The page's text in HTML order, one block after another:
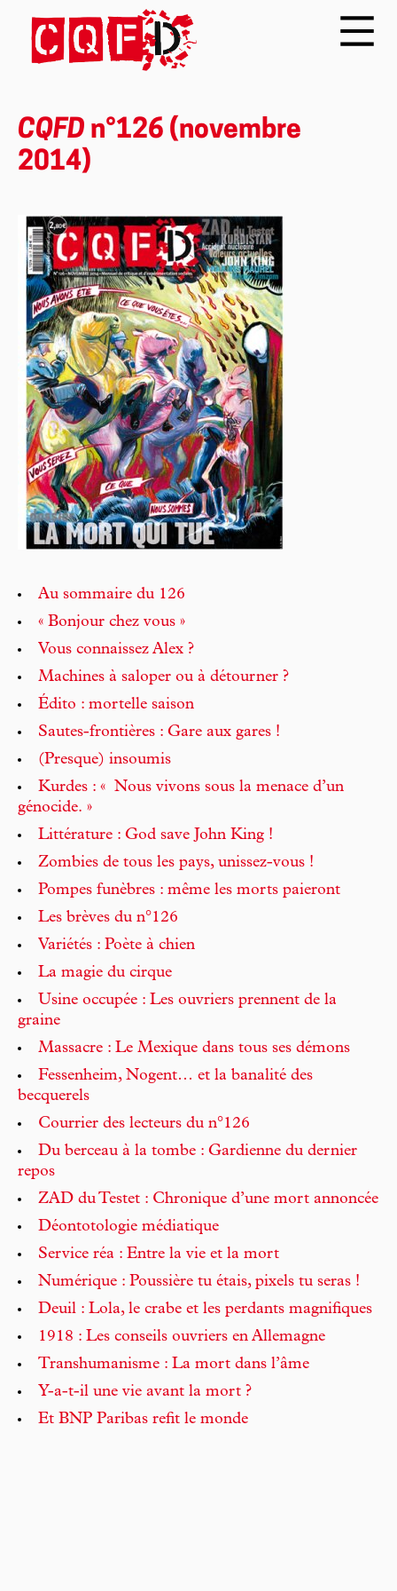
CQFD n°126 (novembre
2014)
Au sommaire du 126
« Bonjour chez vous »
Vous connaissez Alex ?
Machines à saloper ou à détourner ?
Édito : mortelle saison
Sautes-frontières : Gare aux gares !
(Presque) insoumis
Kurdes : « Nous vivons sous la menace d’un
génocide. »
Littérature : God save John King !
Zombies de tous les pays, unissez-vous !
Pompes funèbres : même les morts paieront
Les brèves du n°126
Variétés : Poète à chien
La magie du cirque
Usine occupée : Les ouvriers prennent de la
graine
Massacre : Le Mexique dans tous ses démons
Fessenheim, Nogent… et la banalité des
becquerels
Courrier des lecteurs du n°126
Du berceau à la tombe : Gardienne du dernier
repos
ZAD du Testet : Chronique d’une mort annoncée
Déontotologie médiatique
Service réa : Entre la vie et la mort
Numérique : Poussière tu étais, pixels tu seras !
Deuil : Lola, le crabe et les perdants magnifiques
1918 : Les conseils ouvriers en Allemagne
Transhumanisme : La mort dans l’âme
Y-a-t-il une vie avant la mort ?
Et BNP Paribas refit le monde